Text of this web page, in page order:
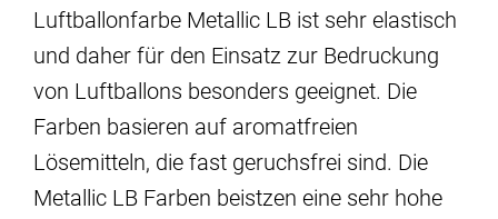
Luftballonfarbe Metallic LB ist sehr elastisch
und daher für den Einsatz zur Bedruckung
von Luftballons besonders geeignet. Die
Farben basieren auf aromatfreien
Lösemitteln, die fast geruchsfrei sind. Die
Metallic LB Farben beistzen eine sehr hohe